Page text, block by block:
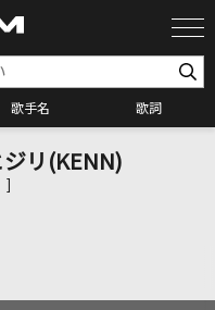
歌手名 歌詞
索リ(KENN)